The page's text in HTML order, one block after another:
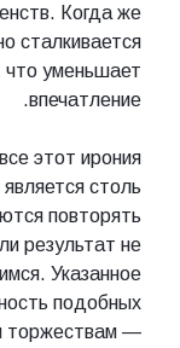
Когда же
сталкивается
что уменьшает
впечатление.
этот ирония
столь
повторять
результат не
Указанное
подобных
торжествам —